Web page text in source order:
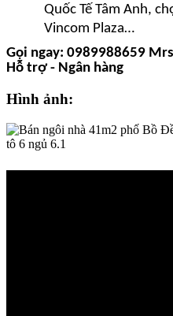
Quốc Tế Tâm Anh,
Vincom Plaza…
Gọi ngay: 0989988659
Hỗ trợ - Ngân hàng
Hình ảnh: